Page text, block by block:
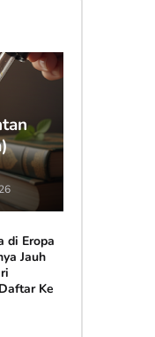
di Eropa
Jauh
Ke